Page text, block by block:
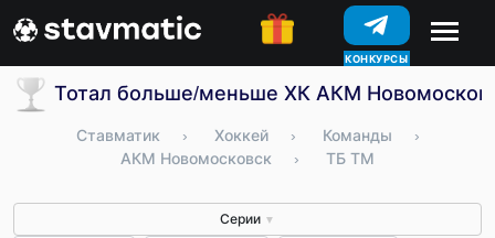
КОНКУРСЫ
Тотал больше/меньше ХК АКМ
Ставматик › Хоккей › Команды
›
АКМ Новомосковск
› ТБ ТМ
Серии ▼